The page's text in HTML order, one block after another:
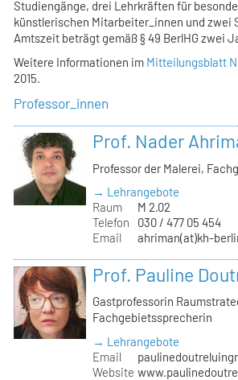
Studiengänge, drei Lehrkräften für
künstlerischen Mitarbeiter_innen und zwei
Amtszeit beträgt gemäß § 49 BerlHG zwei
Weitere Informationen im Mitteilungsblatt
2015.
Professor_innen
Prof. Nader
Professor der Malerei,
→ Lehrangebote
Raum
M 2.02
Telefon
030 / 477 05 454
Email
ahriman(at)kh-
Prof. Pauline
Gastprofessorin
Fachgebietssprecherin
→ Lehrangebote
Email
Website